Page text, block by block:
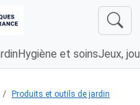
Hygiène et soinsJeux,
Produits et outils de jardin